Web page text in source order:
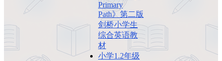
Primary
Path》第二版
剑桥小学生
综合英语教
材
小学1.2年级